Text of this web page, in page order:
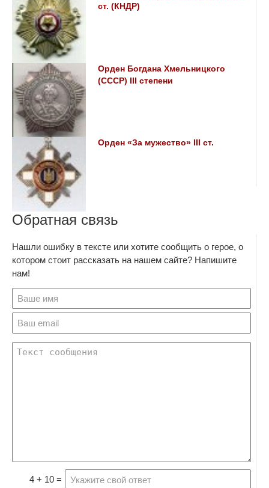
ст. (КНДР)
Орден Богдана Хмельницкого
(СССР) III степени
Орден «За мужество» III ст.
Обратная связь
Нашли ошибку в тексте или хотите сообщить о герое, о
котором стоит рассказать на нашем сайте? Напишите
нам!
4 + 10 =